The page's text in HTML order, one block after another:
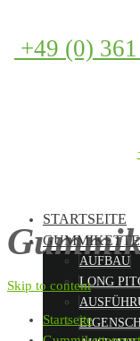
+49 (0)
STARTSEITE
AUFBAU
LONG
Skip to content
Startseite